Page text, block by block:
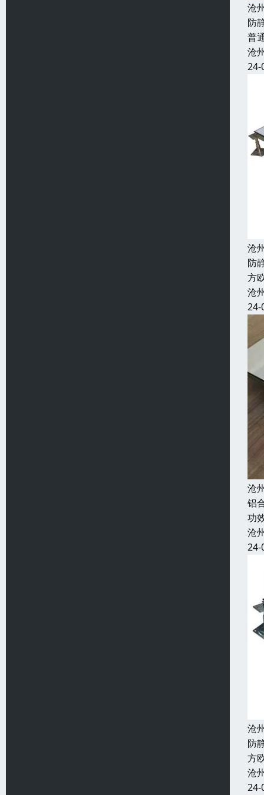
沧
防
普
沧
24-
沧
防
方
沧
24-
沧
铝
功
沧
24-
沧
防
方
沧
24-